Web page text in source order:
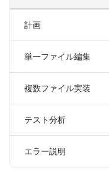
計画
単一ファイル編集
複数ファイル実装
テスト分析
エラー説明